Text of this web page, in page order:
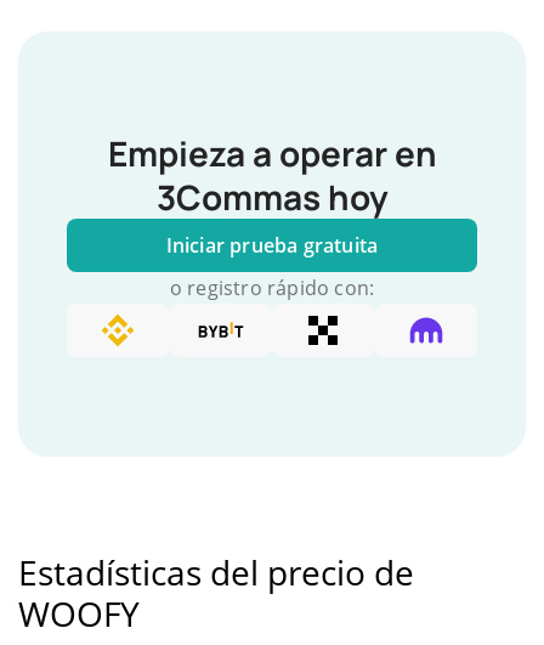
Empieza a operar en
3Commas hoy
Iniciar prueba gratuita
o registro rápido con:
Estadísticas del precio de
WOOFY